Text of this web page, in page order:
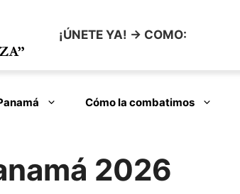
¡ÚNETE YA! -> COMO:
Cómo la combatimos
2026